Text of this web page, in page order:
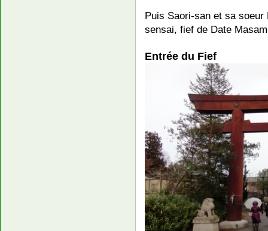
Puis Saori-san et sa soeur
sensai, fief de Date
Entrée du Fief